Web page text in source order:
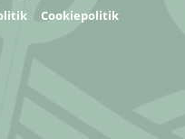
Cookiepolitik